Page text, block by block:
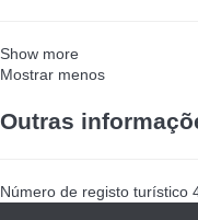
Show more
Mostrar menos
Outras
Número de registo turístico